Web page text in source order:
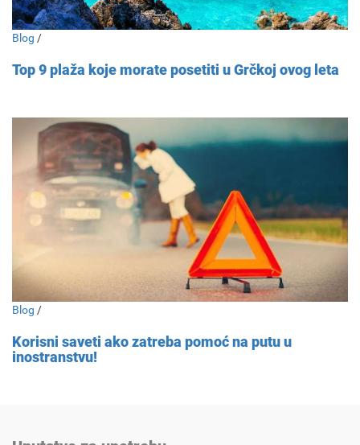
Blog /
Top 9 plaža koje morate posetiti u Grčkoj ovog leta
Blog /
Korisni saveti ako zatreba pomoć na putu u
inostranstvu!